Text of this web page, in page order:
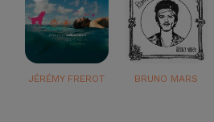
JÉRÉMY FREROT BRUNO MARS